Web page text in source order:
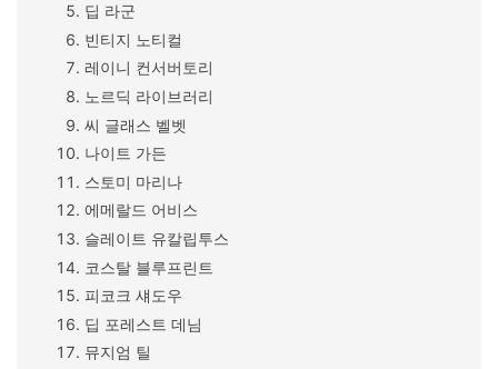
딥 라군
빈티지 노티컬
레이니 컨서버토리
노르딕 라이브러리
씨 글래스 벨벳
나이트 가든
스토미 마리나
에메랄드 어비스
슬레이트 유칼립투스
코스탈 블루프린트
피코크 섀도우
딥 포레스트 데님
뮤지엄 틸